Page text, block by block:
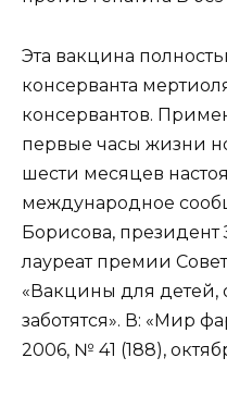
Эта вакцина
консерванта
консервантов.
первые часы жизни
шести месяцев
международное
Борисова,
лауреат премии
«Вакцины для детей,
заботятся». В: «Мир
2006, № 41 (188),